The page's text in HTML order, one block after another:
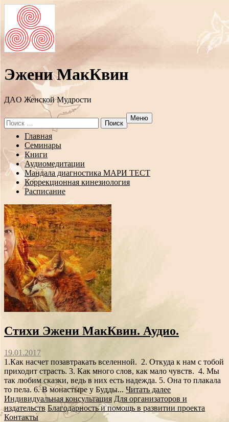
Эжени МакКвин
ДAO Женской Мудрости
Search
for:
Меню
Перейти
содержанию
Главная
Семинары
Книги
Аудиомедитации
Мандала диагностика МАРИ ТЕСТ
Коррекционная кинезиология
Расписание
Стихи Эжени МакКвин. Аудио.
19.01.2017
1.Как насчет позавтракать вселенной. 2. Откуда к нам с тобой
приходит страсть. 3. Как много слов, как мало чувств. 4. Мы
так любим сказки, ведь в них есть надежда. 5. Она то плакала
то пела. 6. В монастыре у Будды... Читать далее
Индивидуальная консультация Для организаторов и
издательств Благодарность и помощь в развитии проекта
Контакты